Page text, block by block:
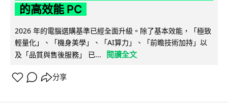
的高效能 PC
2026 年的電腦選購基準已經全面升級。除了基本效能，「極致
輕量化」、「機身美學」、「AI算力」、「前瞻技術加持」以
及「品質與售後服務」 已...
閱讀全文
分享